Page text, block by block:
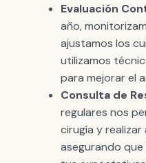
Evaluación
año,
ajustamos los
utilizamos
para mejorar el
Consulta de
regulares nos
cirugía y realizar
asegurando